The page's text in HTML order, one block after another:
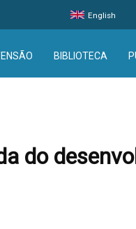
English
BIBLIOTECA
do